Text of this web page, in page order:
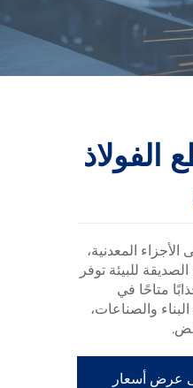
الفولاذ
المعدنية،
للبيئة توفر
متاحًا في
والصناعات،
عرض أسعار